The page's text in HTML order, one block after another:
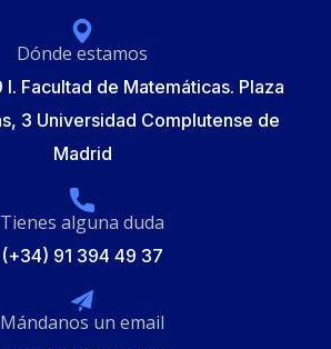
Dónde estamos
Facultad de Matemáticas. Plaza
3 Universidad Complutense de
Madrid
Tienes alguna duda
(+34) 91 394 49 37
Mándanos un email